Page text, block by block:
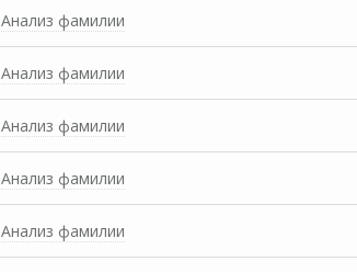
Анализ фамилии
Анализ фамилии
Анализ фамилии
Анализ фамилии
Анализ фамилии